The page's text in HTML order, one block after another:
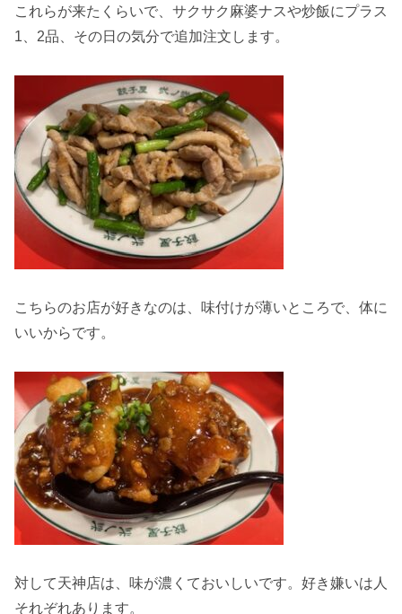
これらが来たくらいで、サクサク麻婆ナスや炒飯にプラス
1、2品、その日の気分で追加注文します。
こちらのお店が好きなのは、味付けが薄いところで、体に
いいからです。
対して天神店は、味が濃くておいしいです。好き嫌いは人
それぞれあります。